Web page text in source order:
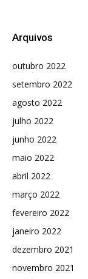
Arquivos
outubro 2022
setembro 2022
agosto 2022
julho 2022
junho 2022
maio 2022
abril 2022
março 2022
fevereiro 2022
janeiro 2022
dezembro 2021
novembro 2021